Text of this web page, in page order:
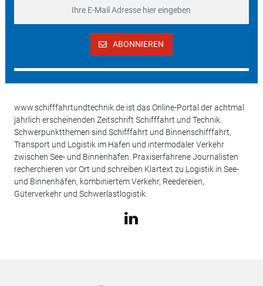
ABONNIEREN
www.schifffahrtundtechnik.de ist das Online-Portal der achtmal
jährlich erscheinenden Zeitschrift Schifffahrt und Technik.
Schwerpunktthemen sind Schifffahrt und Binnenschifffahrt,
Transport und Logistik im Hafen und intermodaler Verkehr
zwischen See- und Binnenhäfen. Praxiserfahrene Journalisten
recherchieren vor Ort und schreiben Klartext zu Logistik in See-
und Binnenhäfen, kombiniertem Verkehr, Reedereien,
Güterverkehr und Schwerlastlogistik.